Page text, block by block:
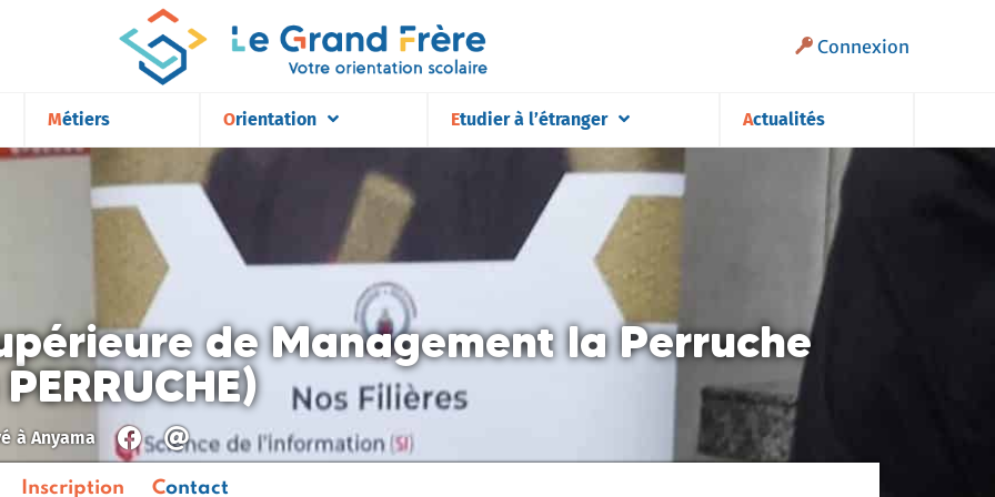
Connexion
Métiers Orientation Etudier à l’étranger Actualités
de Management la Perruche
àAnyama
Inscription Contact